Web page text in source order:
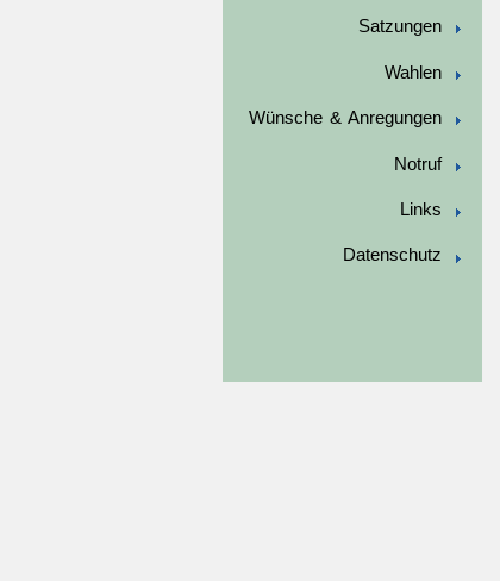
Satzungen
Wahlen
Wünsche & Anregungen
Notruf
Links
Datenschutz